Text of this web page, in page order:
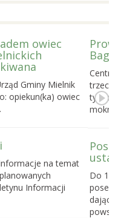
owiec
Gminy Mielnik
opiekun(ka) owiec
na temat
Informacji
Do 16